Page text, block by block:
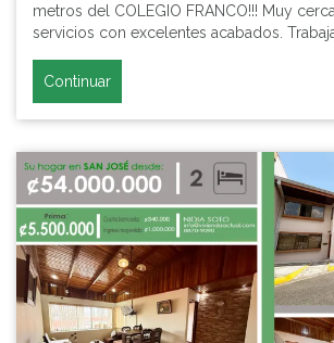
metros del COLEGIO FRANCO!!! Muy
servicios con excelentes acabados.
Continuar